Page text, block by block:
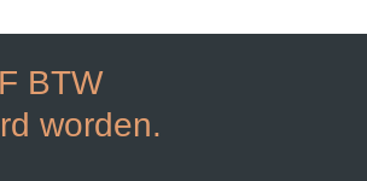
BTW
worden.